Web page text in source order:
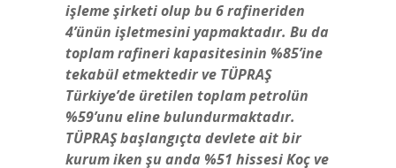
işleme şirketi olup bu 6 rafineriden
4’ünün işletmesini yapmaktadır. Bu da
toplam rafineri kapasitesinin %85’ine
tekabül etmektedir ve TÜPRAŞ
Türkiye’de üretilen toplam petrolün
%59’unu eline bulundurmaktadır.
TÜPRAŞ başlangıçta devlete ait bir
kurum iken şu anda %51 hissesi Koç ve